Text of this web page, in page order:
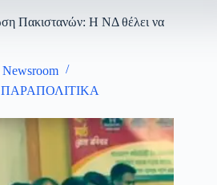
Πακιστανών: Η ΝΔ θέλει να
Newsroom
ΠΑΡΑΠΟΛΙΤΙΚΑ